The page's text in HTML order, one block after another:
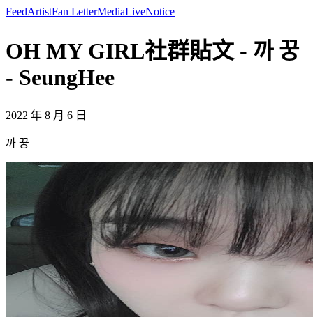
FeedArtistFan LetterMediaLiveNotice
OH MY GIRL社群貼文 - 까 꿍
- SeungHee
2022 年 8 月 6 日
까 꿍